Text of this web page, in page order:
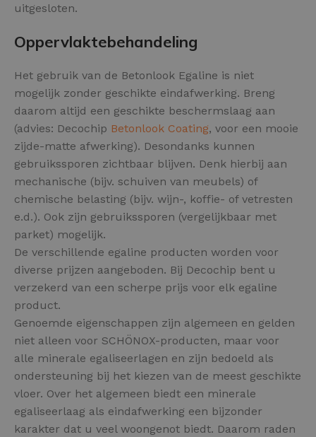
uitgesloten.
Oppervlaktebehandeling
Het gebruik van de Betonlook Egaline is niet
mogelijk zonder geschikte eindafwerking. Breng
daarom altijd een geschikte beschermslaag aan
(advies: Decochip Betonlook Coating, voor een mooie
zijde-matte afwerking). Desondanks kunnen
gebruikssporen zichtbaar blijven. Denk hierbij aan
mechanische (bijv. schuiven van meubels) of
chemische belasting (bijv. wijn-, koffie- of vetresten
e.d.). Ook zijn gebruikssporen (vergelijkbaar met
parket) mogelijk.
De verschillende egaline producten worden voor
diverse prijzen aangeboden. Bij Decochip bent u
verzekerd van een scherpe prijs voor elk egaline
product.
Genoemde eigenschappen zijn algemeen en gelden
niet alleen voor SCHÖNOX-producten, maar voor
alle minerale egaliseerlagen en zijn bedoeld als
ondersteuning bij het kiezen van de meest geschikte
vloer. Over het algemeen biedt een minerale
egaliseerlaag als eindafwerking een bijzonder
karakter dat u veel woongenot biedt. Daarom raden